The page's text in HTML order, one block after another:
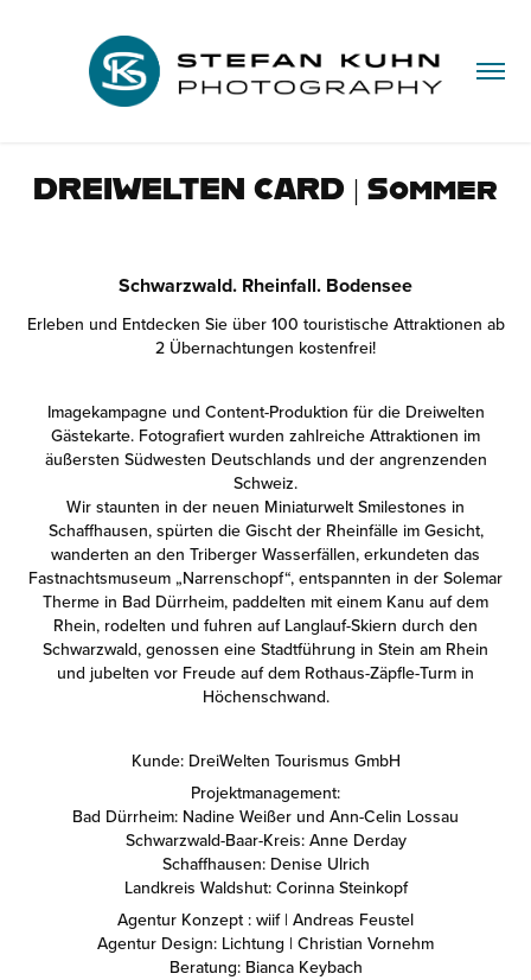
DREIWELTEN CARD | Sommer
Schwarzwald. Rheinfall. Bodensee
Erleben und Entdecken Sie über 100 touristische Attraktionen ab
2 Übernachtungen kostenfrei!
Imagekampagne und Content-Produktion für die Dreiwelten
Gästekarte. Fotografiert wurden zahlreiche Attraktionen im
äußersten Südwesten Deutschlands und der angrenzenden
Schweiz.
Wir staunten in der neuen Miniaturwelt Smilestones in
Schaffhausen, spürten die Gischt der Rheinfälle im Gesicht,
wanderten an den Triberger Wasserfällen, erkundeten das
Fastnachtsmuseum „Narrenschopf“, entspannten in der Solemar
Therme in Bad Dürrheim, paddelten mit einem Kanu auf dem
Rhein, rodelten und fuhren auf Langlauf-Skiern durch den
Schwarzwald, genossen eine Stadtführung in Stein am Rhein
und jubelten vor Freude auf dem Rothaus-Zäpfle-Turm in
Höchenschwand.
Kunde: DreiWelten Tourismus GmbH
Projektmanagement:
Bad Dürrheim: Nadine Weißer und Ann-Celin Lossau
Schwarzwald-Baar-Kreis: Anne Derday
Schaffhausen: Denise Ulrich
Landkreis Waldshut: Corinna Steinkopf
Agentur Konzept : wiif | Andreas Feustel
Agentur Design: Lichtung | Christian Vornehm
Beratung: Bianca Keybach